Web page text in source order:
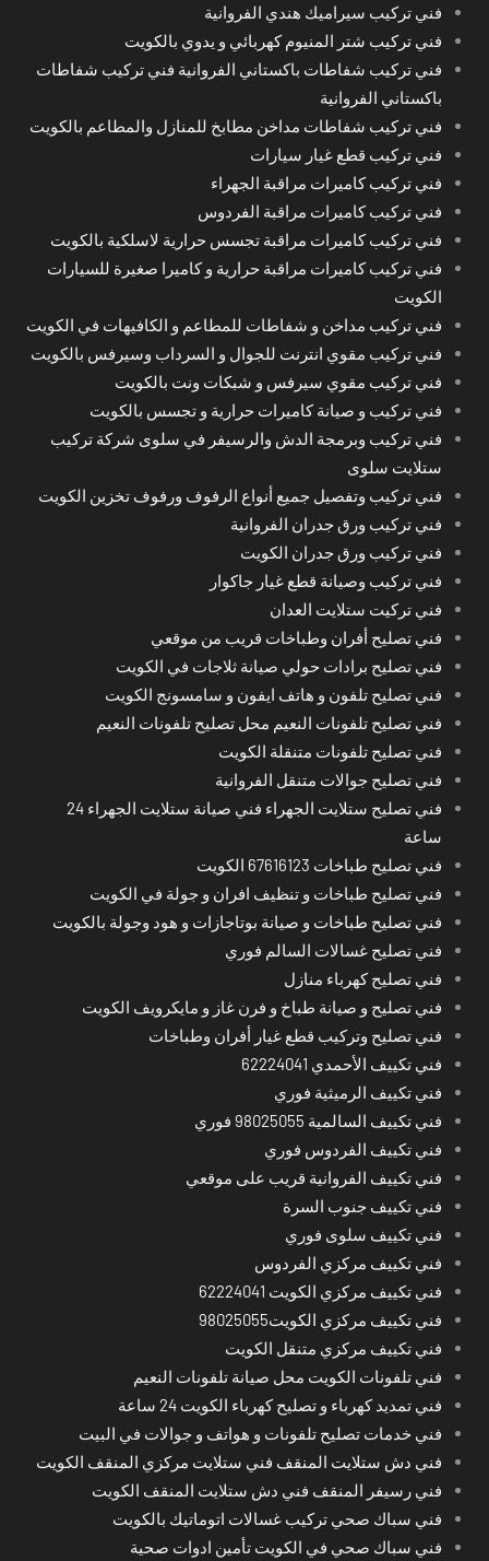
فني تركيب سيراميك هندي الفروانية
فني تركيب شتر المنيوم كهربائي و يدوي بالكويت
فني تركيب شفاطات باكستاني الفروانية فني تركيب شفاطات
باكستاني الفروانية
فني تركيب شفاطات مداخن مطابخ للمنازل والمطاعم بالكويت
فني تركيب قطع غيار سيارات
فني تركيب كاميرات مراقبة الجهراء
فني تركيب كاميرات مراقبة الفردوس
فني تركيب كاميرات مراقبة تجسس حرارية لاسلكية بالكويت
فني تركيب كاميرات مراقبة حرارية و كاميرا صغيرة للسيارات
الكويت
فني تركيب مداخن و شفاطات للمطاعم و الكافيهات في الكويت
فني تركيب مقوي انترنت للجوال و السرداب وسيرفس بالكويت
فني تركيب مقوي سيرفس و شبكات ونت بالكويت
فني تركيب و صيانة كاميرات حرارية و تجسس بالكويت
فني تركيب وبرمجة الدش والرسيفر في سلوى شركة تركيب
ستلايت سلوى
فني تركيب وتفصيل جميع أنواع الرفوف ورفوف تخزين الكويت
فني تركيب ورق جدران الفروانية
فني تركيب ورق جدران الكويت
فني تركيب وصيانة قطع غيار جاكوار
فني تركيت ستلايت العدان
فني تصليح أفران وطباخات قريب من موقعي
فني تصليح برادات حولي صيانة ثلاجات في الكويت
فني تصليح تلفون و هاتف ايفون و سامسونج الكويت
فني تصليح تلفونات النعيم محل تصليح تلفونات النعيم
فني تصليح تلفونات متنقلة الكويت
فني تصليح جوالات متنقل الفروانية
فني تصليح ستلايت الجهراء فني صيانة ستلايت الجهراء 24
ساعة
فني تصليح طباخات 67616123 الكويت
فني تصليح طباخات و تنظيف افران و جولة في الكويت
فني تصليح طباخات و صيانة بوتاجازات و هود وجولة بالكويت
فني تصليح غسالات السالم فوري
فني تصليح كهرباء منازل
فني تصليح و صيانة طباخ و فرن غاز و مايكرويف الكويت
فني تصليح وتركيب قطع غيار أفران وطباخات
فني تكييف الأحمدي 62224041
فني تكييف الرميثية فوري
فني تكييف السالمية 98025055 فوري
فني تكييف الفردوس فوري
فني تكييف الفروانية قريب على موقعي
فني تكييف جنوب السرة
فني تكييف سلوى فوري
فني تكييف مركزي الفردوس
فني تكييف مركزي الكويت 62224041
فني تكييف مركزي الكويت98025055
فني تكييف مركزي متنقل الكويت
فني تلفونات الكويت محل صيانة تلفونات النعيم
فني تمديد كهرباء و تصليح كهرباء الكويت 24 ساعة
فني خدمات تصليح تلفونات و هواتف و جوالات في البيت
فني دش ستلايت المنقف فني ستلايت مركزي المنقف الكويت
فني رسيفر المنقف فني دش ستلايت المنقف الكويت
فني سباك صحي تركيب غسالات اتوماتيك بالكويت
فني سباك صحي في الكويت تأمين ادوات صحية